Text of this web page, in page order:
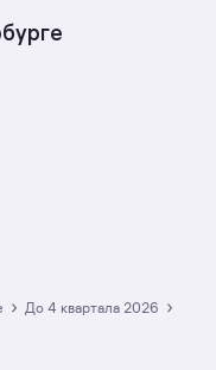
› до 4 квартала 2026 ›